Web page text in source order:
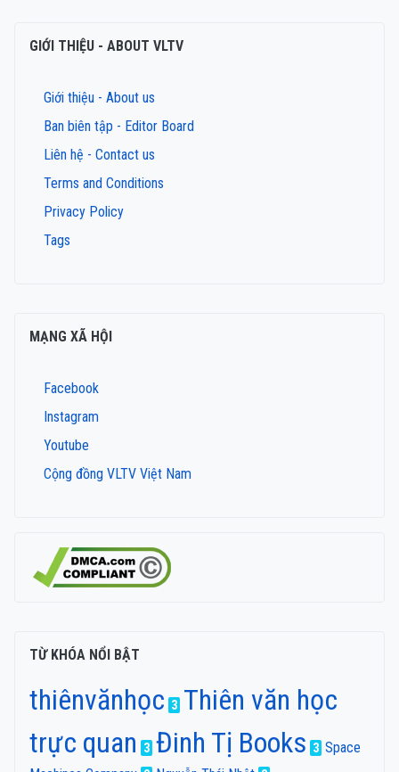
GIỚI THIỆU - ABOUT VLTV
Giới thiệu - About us
Ban biên tập - Editor Board
Liên hệ - Contact us
Terms and Conditions
Privacy Policy
Tags
MẠNG XÃ HỘI
Facebook
Instagram
Youtube
Cộng đồng VLTV Việt Nam
TỪ KHÓA NỔI BẬT
thiênvănhọc 3 Thiên văn học
trực quan
3 Đinh Tị Books 3 Space